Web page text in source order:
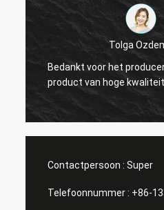
Tolga Ozdemir
het produceren van een
hoge kwaliteit.
Contactpersoon : Super
Telefoonnummer : +86-